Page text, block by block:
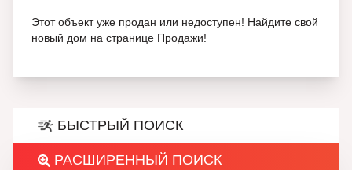
Этот объект уже продан или недоступен! Найдите свой
новый дом на странице Продажи!
БЫСТРЫЙ ПОИСК
РАСШИРЕННЫЙ ПОИСК